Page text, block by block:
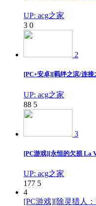
UP: acg之家
3 0
2
[PC+安卓][羁绊之滨/连接
UP: acg之家
88 5
3
[PC游戏][永恒的欠损 La
UP: acg之家
177 5
4
[PC游戏][除灵猎人：